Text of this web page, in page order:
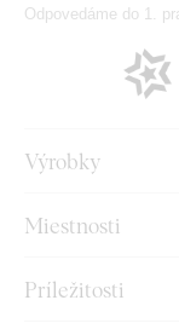
Výrobky
Miestnosti
Príležitosti
Odpovedáme do 1.